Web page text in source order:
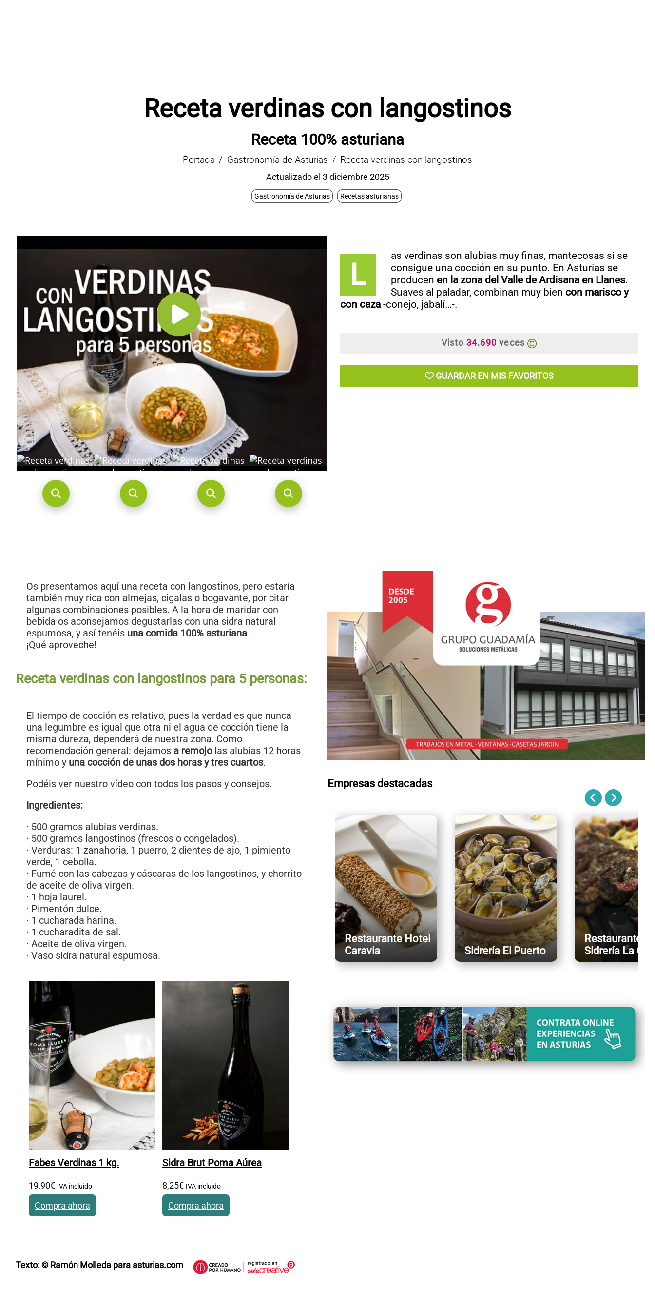
Receta verdinas con langostinos
Receta 100% asturiana
Portada Gastronomía de Asturias Receta verdinas con langostinos
Actualizado el 3 diciembre 2025
Gastronomía de Asturias Recetas asturianas
L
as verdinas son alubias muy finas, mantecosas si se
consigue una cocción en su punto. En Asturias se
producen en la zona del Valle de Ardisana en Llanes.
Suaves al paladar, combinan muy bien con marisco y
con caza-conejo, jabalí…-.
Visto 34.690 veces
GUARDAR EN MIS FAVORITOS
Os presentamos aquí una receta con langostinos, pero estaría
también muy rica con almejas, cigalas o bogavante, por citar
algunas combinaciones posibles. A la hora de maridar con
bebida os aconsejamos degustarlas con una sidra natural
espumosa, y así tenéis una comida 100% asturiana.
¡Qué aproveche!
Receta verdinas con langostinos para 5 personas:
El tiempo de cocción es relativo, pues la verdad es que nunca
una legumbre es igual que otra ni el agua de cocción tiene la
misma dureza, dependerá de nuestra zona. Como
recomendación general: dejamos a remojolas alubias 12 horas
mínimo y una cocción de unas dos horas y tres cuartos.
Podéis ver nuestro vídeo con todos los pasos y consejos.
Ingredientes:
· 500 gramos alubias verdinas.
· 500 gramos langostinos (frescos o congelados).
· Verduras: 1 zanahoria, 1 puerro, 2 dientes de ajo, 1 pimiento
verde, 1 cebolla.
· Fumé con las cabezas y cáscaras de los langostinos, y chorrito
de aceite de oliva virgen.
· 1 hoja laurel.
· Pimentón dulce.
· 1 cucharada harina.
· 1 cucharadita de sal.
· Aceite de oliva virgen.
· Vaso sidra natural espumosa.
Fabes Verdinas 1 kg.
19,90€ IVA incluido
Compra ahora
Sidra Brut Poma Aúrea
8,25€ IVA incluido
Compra ahora
Texto:© Ramón Molleda para asturias.com
Empresas destacadas
Restaurante Hotel
Caravia
Sidrería El Puerto
Restaurante
Sidrería La